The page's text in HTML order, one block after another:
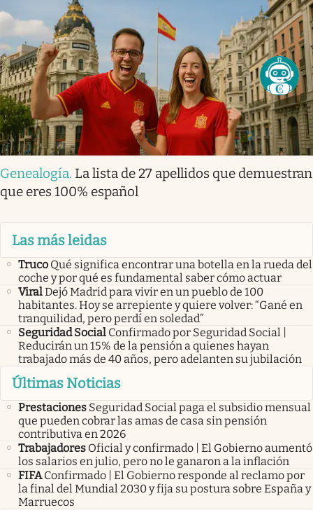
Genealogía. La lista de 27 apellidos que demuestran
que eres 100% español
Las más leidas
Truco Qué significa encontrar una botella en la rueda del
coche y por qué es fundamental saber cómo actuar
ViralDejó Madrid para vivir en un pueblo de 100
habitantes. Hoy se arrepiente y quiere volver: “Gané en
tranquilidad, pero perdí en soledad”
Seguridad Social Confirmado por Seguridad Social |
Reducirán un 15% de la pensión a quienes hayan
trabajado más de 40 años, pero adelanten su jubilación
Últimas Noticias
Prestaciones Seguridad Social paga el subsidio mensual
que pueden cobrar las amas de casa sin pensión
contributiva en 2026
Trabajadores Oficial y confirmado | El Gobierno aumentó
los salarios en julio, pero no le ganaron a la inflación
FIFA Confirmado | El Gobierno responde al reclamo por
la final del Mundial 2030 y fija su postura sobre España y
Marruecos